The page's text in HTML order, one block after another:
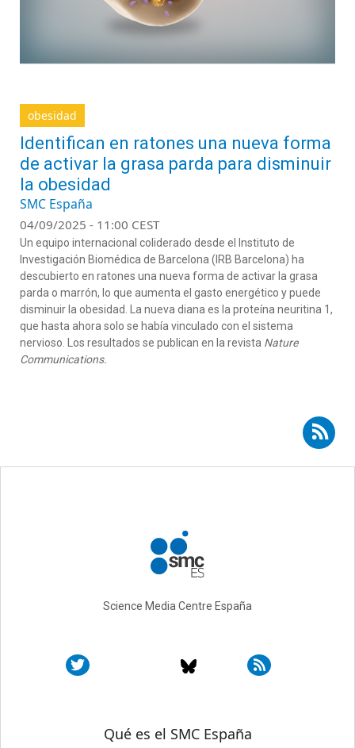
obesidad
Identifican en ratones una nueva forma
de activar la grasa parda para disminuir
la obesidad
SMC España
04/09/2025 - 11:00 CEST
Un equipo internacional coliderado desde el
Instituto de
Investigación Biomédica de Barcelona (IRB Barcelona) ha
descubierto en ratones una nueva forma de activar la grasa
parda o marrón, lo que aumenta el gasto energético ypuede
disminuir la obesidad . La nueva diana es la proteína neuritina 1,
que hasta ahora solo se había vinculado con el sistema
nervioso . Los resultados se publican en la revista Nature
Communications.
Suscribirse a RSS - Jonatan Ruiz
Science Media Centre España
Sobre SMC España
Qué es el SMC España